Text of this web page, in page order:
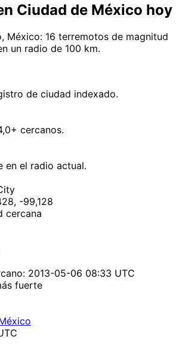
Ciudad de México hoy
México: 16 terremotos de magnitud
un radio de 100 km.
de ciudad indexado.
cercanos.
en el radio actual.
-99,128
cercana
2013-05-06 08:33 UTC
fuerte